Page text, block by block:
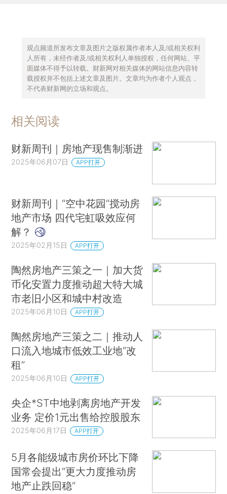
观点频道所发布文章及图片之版权属作者本人及/或相关权利
人所有，未经作者及/或相关权利人单独授权，任何网站、平
面媒体不得予以转载。财新网对相关媒体的网站信息内容转
载授权并不包括上述文章及图片。文章均为作者个人观点，
不代表财新网的立场和观点。
相关阅读
财新周刊｜房地产现售制渐进
2025年06月07日 APP打开
财新周刊｜“空中花园”搅动房
地产市场 四代宅虹吸效应何
解？
2025年02月15日 APP打开
陶然房地产三策之一｜加大货
币化安置力度推动超大特大城
市老旧小区和城中村改造
2025年06月10日 APP打开
陶然房地产三策之二｜推动人
口流入地城市低效工业地“改
租”
2025年06月10日 APP打开
央企*ST中地剥离房地产开发
业务 定价1元出售给控股股东
2025年06月17日 APP打开
5月各能级城市房价环比下降
国常会提出“更大力度推动房
地产止跌回稳”